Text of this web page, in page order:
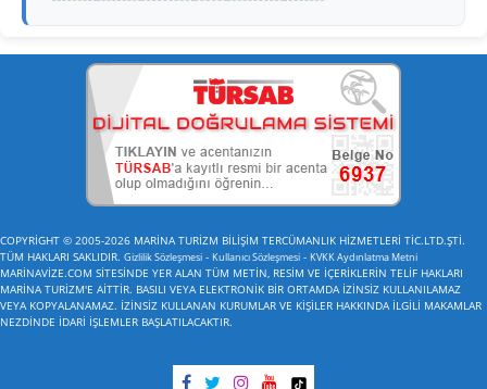
COPYRİGHT © 2005-2026 MARİNA TURİZM BİLİŞİM TERCÜMANLIK HİZMETLERİ TİC.LTD.ŞTİ.
TÜM HAKLARI SAKLIDIR. Gizlilik Sözleşmesi - Kullanıcı Sözleşmesi - KVKK Aydınlatma Metni
MARİNAVİZE.COM SİTESİNDE YER ALAN TÜM METİN, RESİM VE İÇERİKLERİN TELİF HAKLARI
MARİNA TURİZM'E AİTTİR. BASILI VEYA ELEKTRONİK BİR ORTAMDA İZİNSİZ KULLANILAMAZ
VEYA KOPYALANAMAZ. İZİNSİZ KULLANAN KURUMLAR VE KİŞİLER HAKKINDA İLGİLİ MAKAMLAR
NEZDİNDE İDARİ İŞLEMLER BAŞLATILACAKTIR.